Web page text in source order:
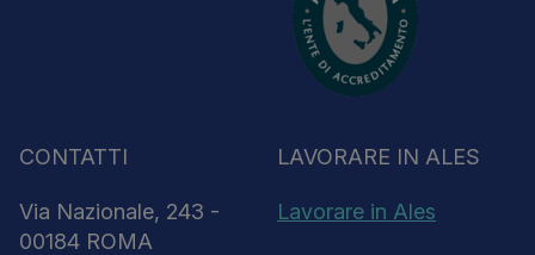
CONTATTI
Via Nazionale, 243 -
00184 ROMA
LAVORARE IN ALES
Lavorare in Ales